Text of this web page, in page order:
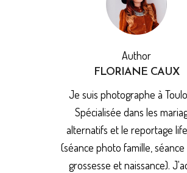
Author
FLORIANE CAUX
Je suis photographe à
Spécialisée dans les
alternatifs et le reportage
(séance photo famille,
grossesse et naissance).